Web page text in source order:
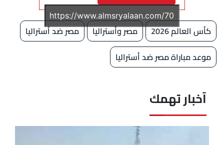
كأس العالم 2026 مصر وأستراليا
مصر ضد أستراليا
موعد مباراة مصر ضد أستراليا
آخبار تهمك